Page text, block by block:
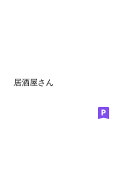
居酒屋さん